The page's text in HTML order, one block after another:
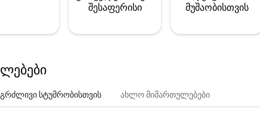
შესაფერისი
მუშაობისთვის
სტუმრობისთვის ახლო მიმართულებები